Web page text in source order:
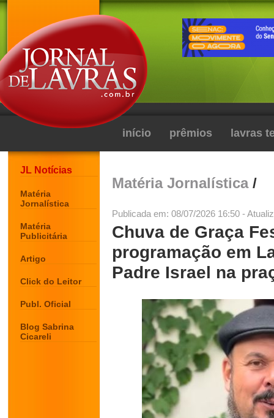
início prêmios lavras
JL Notícias
Matéria
Jornalística
Matéria
Publicitária
Artigo
Click do Leitor
Publ. Oficial
Blog Sabrina
Cicareli
Matéria Jornalística/
Publicada em: 08/07/2026 16:50 -
Chuva de Graça
programação em
Padre Israel na